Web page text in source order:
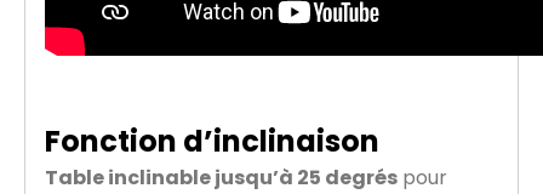
Fonction d’inclinaison
Table inclinable jusqu’à 25 degrés pour